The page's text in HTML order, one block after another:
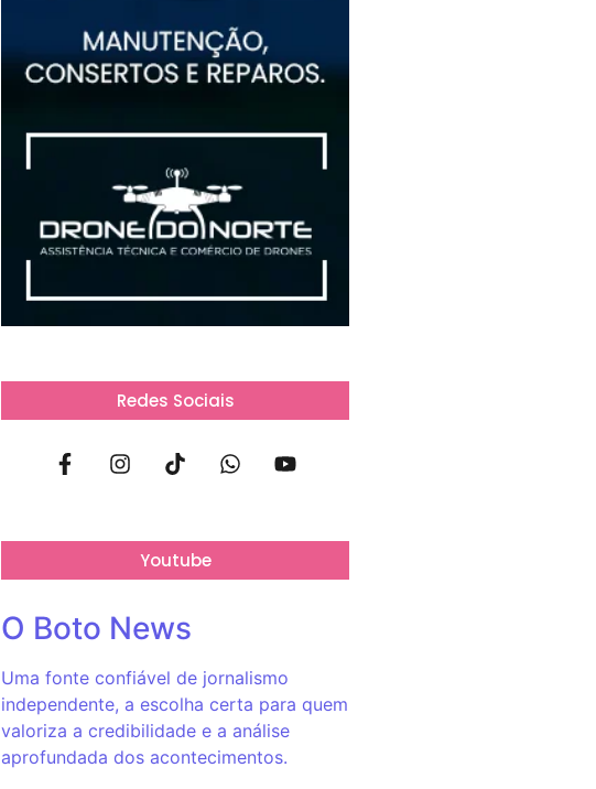
Redes Sociais
Youtube
O Boto News
Uma fonte confiável de jornalismo
independente, a escolha certa para quem
valoriza a credibilidade e a análise
aprofundada dos acontecimentos.